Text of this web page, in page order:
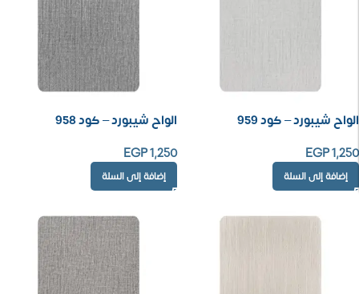
الواح شيبورد – كود 959
EGP1,250
إضافة إلى السلة
الواح شيبورد – كود 958
EGP1,250
إضافة إلى السلة